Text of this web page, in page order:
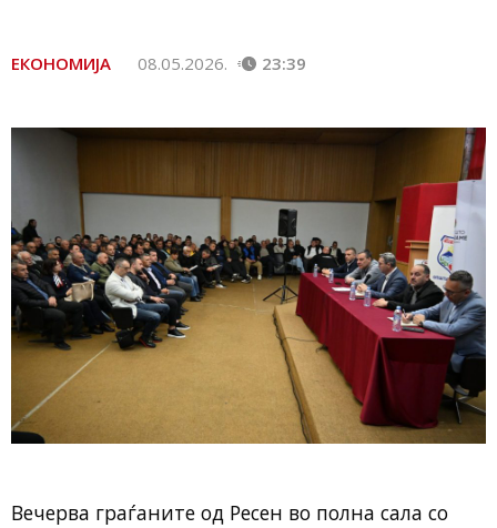
ЕКОНОМИЈА 08.05.2026. 23:39
Вечерва граѓаните од Ресен во полна сала со